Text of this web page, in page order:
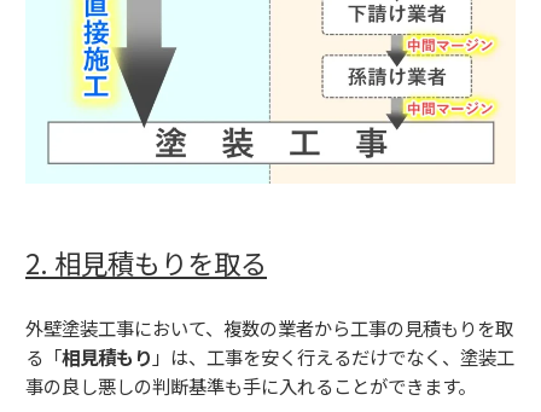
2. 相見積もりを取る
外壁塗装工事において、複数の業者から工事の見積もりを取
る「相見積もり 」は、工事を安く行えるだけでなく、塗装工
事の良し悪しの判断基準も手に入れることができます。